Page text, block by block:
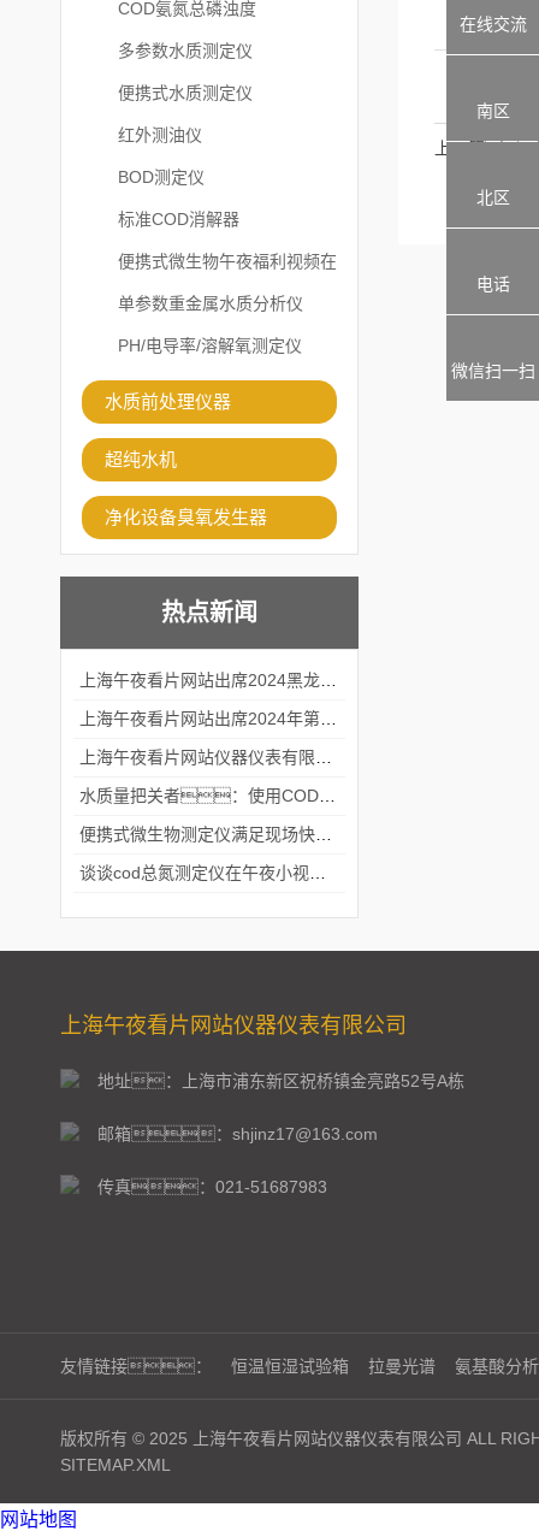
COD氨氮总磷浊度
多参数水质测定仪
便携式水质测定仪
红外测油仪
BOD测定仪
标准COD消解器
便携式微生物午夜福利视频在
线观看
单参数重金属水质分析仪
PH/电导率/溶解氧测定仪
水质前处理仪器
超纯水机
净化设备臭氧发生器
热点新闻
上一篇：
上海午夜看片网站仪器仪表有限公司
地址：上海市浦东新区祝桥镇金亮路52号A栋
邮箱：shjinz17@163.com
传真：021-51687983
友情链接： 恒温恒湿试验箱 拉曼光谱 氨基酸分
版权所有 © 2025 上海午夜看片网站仪器仪表有限公司 ALL
SITEMAP.XML
在线交流
南区
北区
电话
微信扫一扫
网站地图